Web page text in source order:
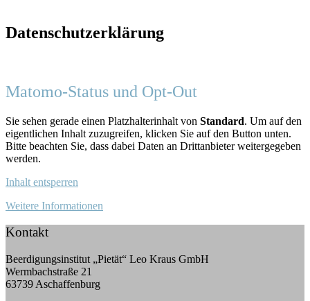
Datenschutzerklärung
Matomo-Status und Opt-Out
Sie sehen gerade einen Platzhalterinhalt von Standard. Um auf den
eigentlichen Inhalt zuzugreifen, klicken Sie auf den Button unten.
Bitte beachten Sie, dass dabei Daten an Drittanbieter weitergegeben
werden.
Inhalt entsperren
Weitere Informationen
Kontakt
Beerdigungsinstitut „Pietät“ Leo Kraus GmbH
Wermbachstraße 21
63739 Aschaffenburg